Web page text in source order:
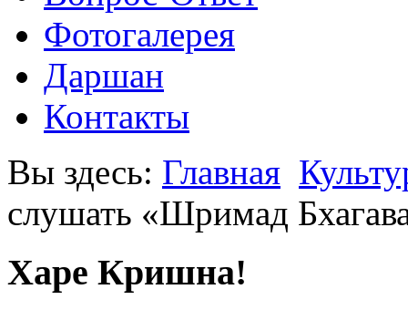
Фотогалерея
Даршан
Контакты
Вы здесь: Главная
слушать «Шримад
Харе Кришна!